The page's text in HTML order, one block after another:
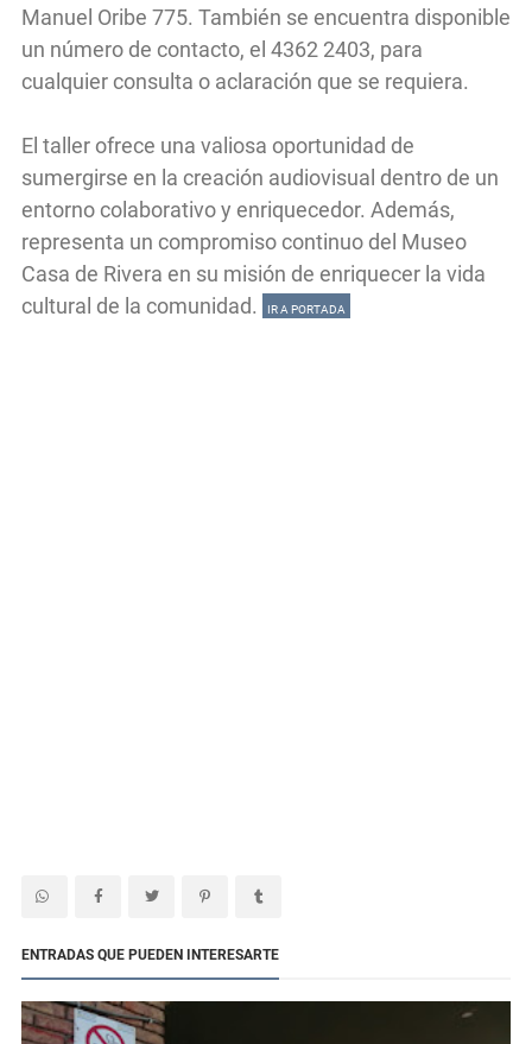
Manuel Oribe 775. También se encuentra disponible
un número de contacto, el 4362 2403, para
cualquier consulta o aclaración que se requiera.
El taller ofrece una valiosa oportunidad de
sumergirse en la creación audiovisual dentro de un
entorno colaborativo y enriquecedor. Además,
representa un compromiso continuo del Museo
Casa de Rivera en su misión de enriquecer la vida
cultural de la comunidad.
IR A PORTADA
ENTRADAS QUE PUEDEN INTERESARTE